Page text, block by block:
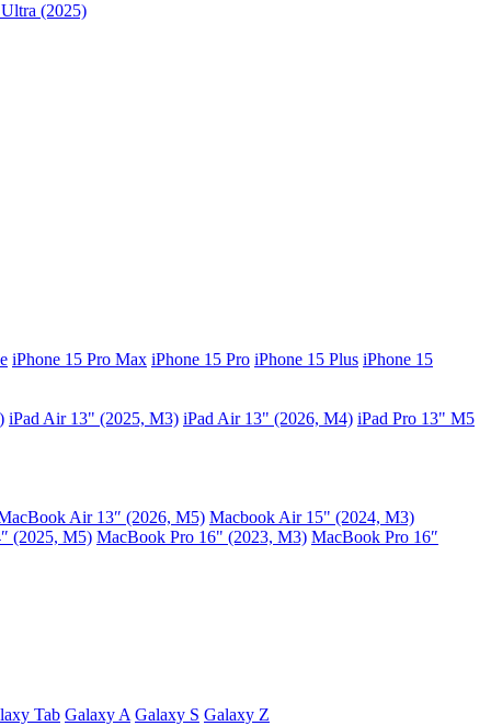
(2025)
iPhone 15 Pro Max iPhone 15 Pro iPhone 15 Plus iPhone 15
iPad Air 13" (2025, M3) iPad Air 13" (2026, M4) iPad Pro 13" M5
Air 13″ (2026, M5) Macbook Air 15" (2024, M3)
(2025, M5) MacBook Pro 16" (2023, M3) MacBook Pro 16″
Tab Galaxy A Galaxy S Galaxy Z